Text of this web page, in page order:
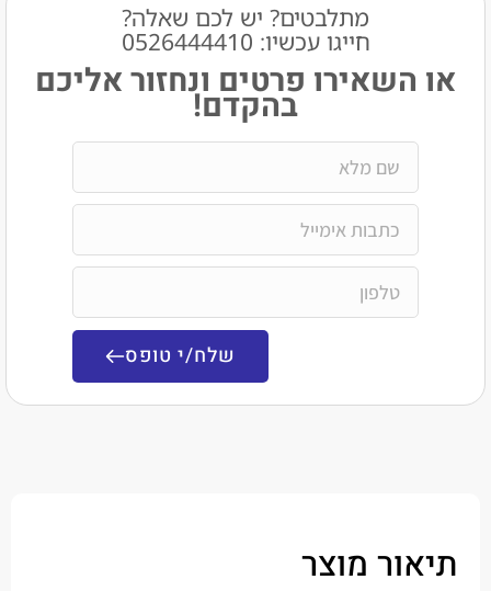
מתלבטים? יש לכם שאלה?
חייגו עכשיו: 0526444410​
או השאירו פרטים ונחזור אליכם
בהקדם!
שלח/י טופס
תיאור מוצר